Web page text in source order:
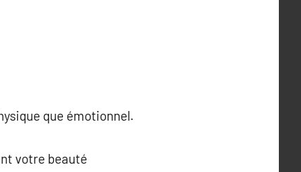
que émotionnel.
votre beauté